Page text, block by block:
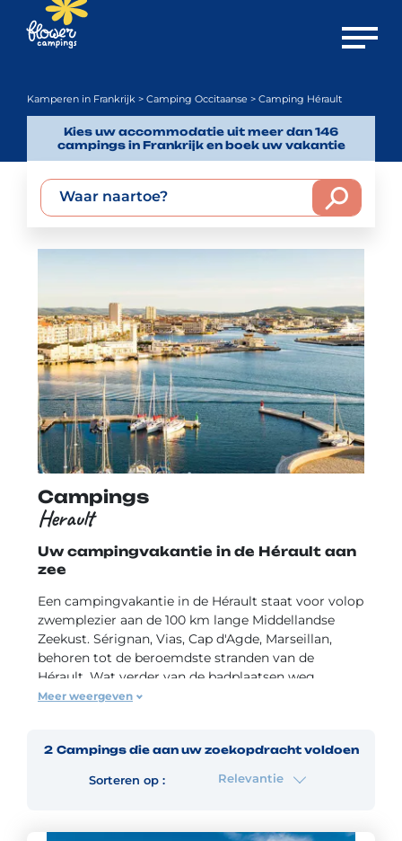
Menu
Kamperen in Frankrijk > Camping Occitaanse > Camping Hérault
Kies uw accommodatie uit meer dan 146
campings in Frankrijk en boek uw vakantie
Waar naartoe?
Campings
Herault
Uw campingvakantie in de Hérault aan
zee
Een campingvakantie in de Hérault staat voor volop
zwemplezier aan de 100 km lange Middellandse
Zeekust. Sérignan, Vias, Cap d'Agde, Marseillan,
behoren tot de beroemdste stranden van de
Hérault. Wat verder van de badplaatsen weg
ontdekt u het Canal du Midi en de eeuwenoude
oesterkwekers en kleurige bootjes langs de kade.
Meer weergeven
2 Campingsdie aan uw zoekopdracht voldoen
Sorteren op : Relevantie